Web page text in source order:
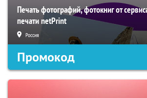
Печать фотографий, фотокниг от
печати netPrint
Россия
Промокод